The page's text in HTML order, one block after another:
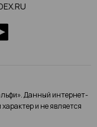
Данный интернет-
и не является